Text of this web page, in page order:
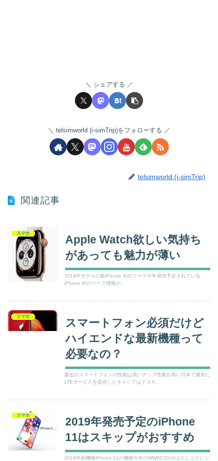
シェアする
telsimworld (i-simTrip)をフォローする
telsimworld (i-simTrip)
関連記事
スマホ
Apple Watch欲しい気持ち
があっても魅力が薄い
2019年モデルの新iPhone XIのリーク今年発売予定されている
iPhone XIのリーク情報が...
スマホ
スマートフォン必須だけど
ハイエンドな最新機種って
必要なの？
最近のスマートフォンの性能は高いチップ性能が高い日本で最初に
LTEサービスを提供したキャリアはドコモ...
スマホ
2019年発売予定のiPhone
11はスキップがおすすめ
2019年新機種iPhoen 11の機能今年のWWDC2019は久しぶりにソ